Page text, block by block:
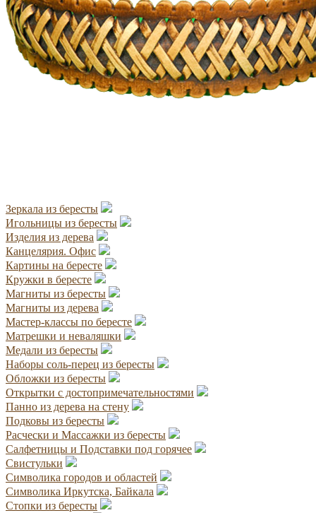
Зеркала из бересты
Игольницы из бересты
Изделия из дерева
Канцелярия. Офис
Картины на бересте
Кружки в бересте
Магниты из бересты
Магниты из дерева
Мастер-классы по бересте
Матрешки и неваляшки
Медали из бересты
Наборы соль-перец из бересты
Обложки из бересты
Открытки с достопримечательностями
Панно из дерева на стену
Подковы из бересты
Расчески и Массажки из бересты
Салфетницы и Подставки под горячее
Свистульки
Символика городов и областей
Символика Иркутска, Байкала
Стопки из бересты